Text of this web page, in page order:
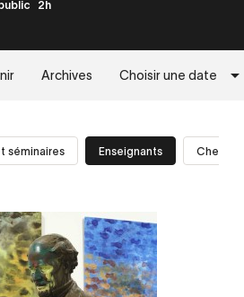
2h
Archives Choisir une date
séminaires Enseignants